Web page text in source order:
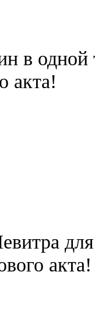
в одной
акта!
акта!